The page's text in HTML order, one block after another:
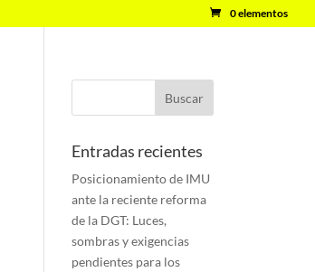
0 elementos
Entradas recientes
Posicionamiento de IMU
ante la reciente reforma
de la DGT: Luces,
sombras y exigencias
pendientes para los